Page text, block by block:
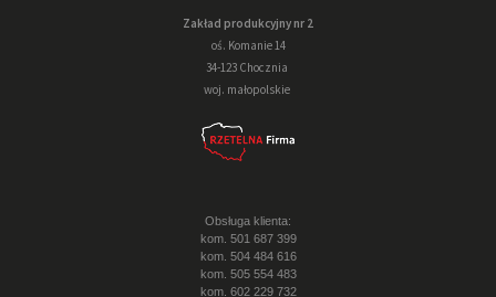
Zakład produkcyjny nr 2
oś. Komanie 14
34-123 Chocznia
woj. małopolskie
Obsługa klienta:
kom. 501 687 399
kom. 504 484 616
kom. 505 554 483
kom. 602 229 732